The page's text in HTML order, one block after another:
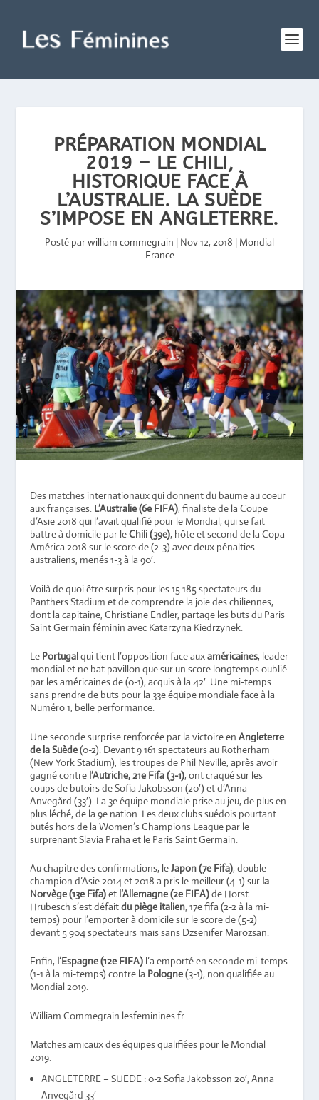
PRÉPARATION MONDIAL
2019 – LE CHILI,
HISTORIQUE FACE À
L’AUSTRALIE. LA SUÈDE
S’IMPOSE EN ANGLETERRE.
Posté parwilliam commegrain | Nov 12, 2018 | Mondial
France
Des matches internationaux qui donnent du baume au coeur
aux françaises. L’Australie (6e FIFA), finaliste de la Coupe
d’Asie 2018 qui l’avait qualifié pour le Mondial, qui se fait
battre à domicile par leChili (39e), hôte et second de la Copa
América 2018 sur le score de (2-3) avec deux pénalties
australiens, menés 1-3 à la 90′.
Voilà de quoi être surpris pour les 15.185 spectateurs du
Panthers Stadium et de comprendre la joie des chiliennes,
dont la capitaine, Christiane Endler, partage les buts du Paris
Saint Germain féminin avec Katarzyna Kiedrzynek.
Le Portugalqui tient l’opposition face auxaméricaines, leader
mondial et ne bat pavillon que sur un score longtemps oublié
par les américaines de (0-1), acquis à la 42′. Une mi-temps
sans prendre de buts pour la 33e équipe mondiale face à la
Numéro 1, belle performance.
Une seconde surprise renforcée par la victoire enAngleterre
de la Suède(0-2). Devant 9 161 spectateurs au Rotherham
(New York Stadium), les troupes de Phil Neville, après avoir
gagné contre l’Autriche, 21e Fifa (3-1), ont craqué sur les
coups de butoirs de Sofia Jakobsson (20′) et d’Anna
Anvegård (33′). La 3e équipe mondiale prise au jeu, de plus en
plus léché, de la 9e nation. Les deux clubs suédois pourtant
butés hors de la Women’s Champions League par le
surprenant Slavia Praha et le Paris Saint Germain.
Au chapitre des confirmations, leJapon (7e Fifa), double
champion d’Asie 2014 et 2018 a pris le meilleur (4-1) sur la
Norvège (13e Fifa)et l’Allemagne (2e FIFA)de Horst
Hrubesch s’est défaitdu piège italien, 17e fifa (2-2 à la mi-
temps) pour l’emporter à domicile sur le score de (5-2)
devant 5 904 spectateurs mais sans Dzsenifer Marozsan.
Enfin, l’Espagne (12e FIFA) l’a emporté en seconde mi-temps
(1-1 à la mi-temps) contre la Pologne(3-1), non qualifiée au
Mondial 2019.
William Commegrain lesfeminines.fr
Matches amicaux des équipes qualifiées pour le Mondial
2019.
ANGLETERRE – SUEDE : 0-2 Sofia Jakobsson 20′, Anna
Anvegård 33′